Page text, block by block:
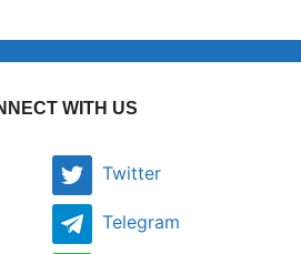
WITH US
Twitter
Telegram